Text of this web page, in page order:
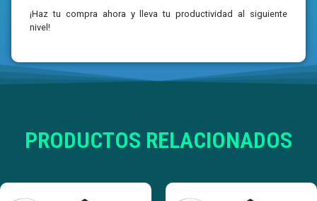
¡Haz tu compra ahora y lleva tu productividad al siguiente
nivel!
PRODUCTOS RELACIONADOS